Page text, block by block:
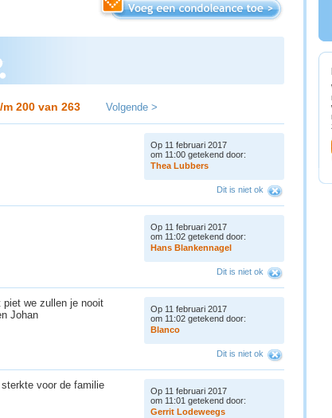
m 200 van 263 Volgende >
Op 11 februari 2017
om 11:00 getekend door:
Thea Lubbers
Dit is niet ok
Op 11 februari 2017
om 11:02 getekend door:
Hans Blankennagel
Dit is niet ok
piet we zullen je nooit
Johan
Op 11 februari 2017
om 11:02 getekend door:
Blanco
Dit is niet ok
voor de familie
Op 11 februari 2017
om 11:01 getekend door:
Gerrit Lodeweegs